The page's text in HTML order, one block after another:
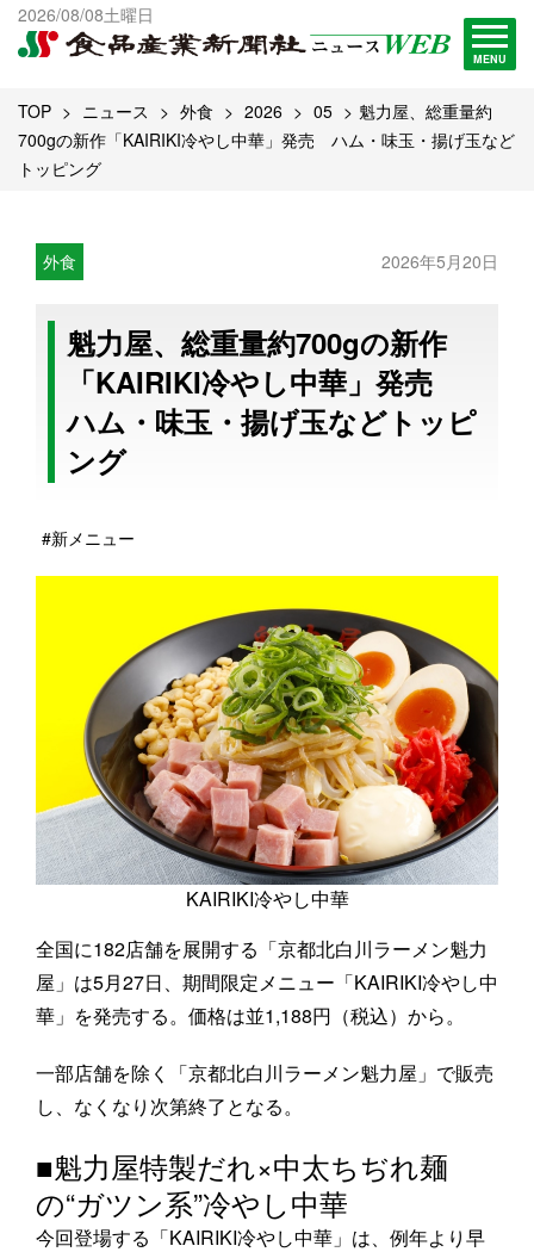
2026/08/08土曜日
MENU
出版物一覧へ
試読・購読申し込み
TOP ニュース 外食 2026 05
魁力屋、総重量約
700gの新作「KAIRIKI冷やし中華」発売 ハム・味玉・揚げ玉など
トッピング
外食 2026年5月20日
魁力屋、総重量約700gの新作
「KAIRIKI冷やし中華」発売
ハム・味玉・揚げ玉などトッピ
ング
#新メニュー
KAIRIKI冷やし中華
全国に182店舗を展開する「京都北白川ラーメン魁力
屋」は5月27日、期間限定メニュー「KAIRIKI冷やし中
華」を発売する。価格は並1,188円（税込）から。
一部店舗を除く「京都北白川ラーメン魁力屋」で販売
し、なくなり次第終了となる。
■魁力屋特製だれ×中太ちぢれ麺
の“ガツン系”冷やし中華
今回登場する「KAIRIKI冷やし中華」は、例年より早